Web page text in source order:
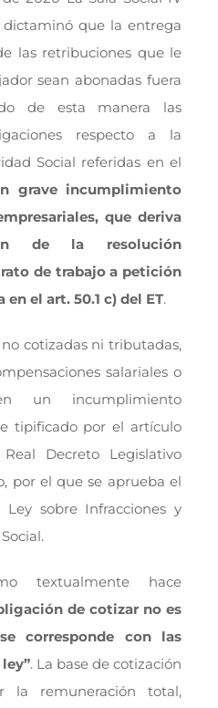
que la entrega
las retribuciones que le
sean abonadas fuera
de esta manera las
respecto a la
Social referidas en el
grave incumplimiento
que deriva
de la resolución
de trabajo a petición
el art. 50.1 c) del ET.
cotizadas ni tributadas,
salariales o
un incumplimiento
tipificado por el artículo
Decreto Legislativo
por el que se aprueba el
sobre Infracciones y
textualmente hace
de cotizar no es
corresponde con las
. La base de cotización
la remuneración total,